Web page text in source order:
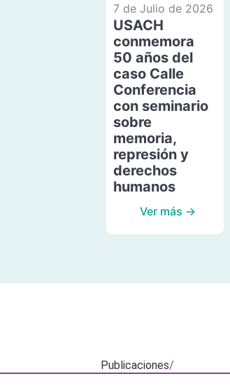
7 de Julio de 2026
USACH
conmemora
50 años del
caso Calle
Conferencia
con seminario
sobre
memoria,
represión y
derechos
humanos
Ver más →
Publicaciones/